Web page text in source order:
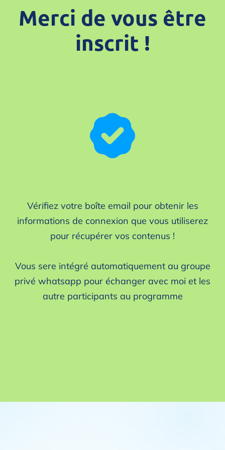
Merci de vous être
inscrit !
Vérifiez votre boîte email pour obtenir les
informations de connexion que vous utiliserez
pour récupérer vos contenus !
Vous sere intégré automatiquement au groupe
privé whatsapp pour échanger avec moi et les
autre participants au programme